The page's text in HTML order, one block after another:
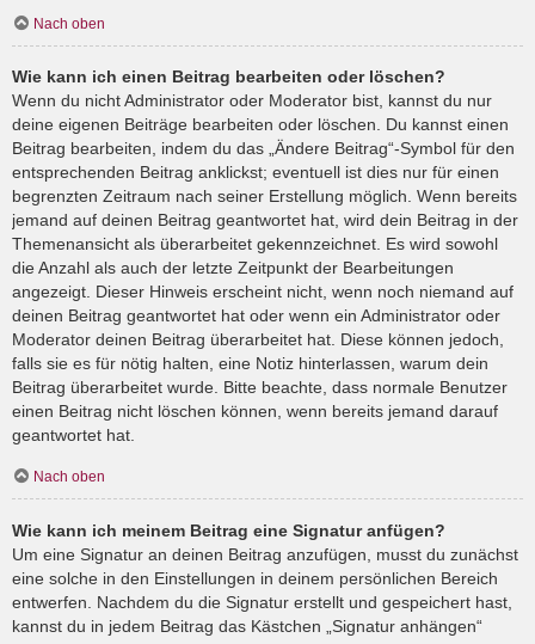
Nach oben
Wie kann ich einen Beitrag bearbeiten oder löschen?
Wenn du nicht Administrator oder Moderator bist, kannst du nur
deine eigenen Beiträge bearbeiten oder löschen. Du kannst einen
Beitrag bearbeiten, indem du das „Ändere Beitrag“-Symbol für den
entsprechenden Beitrag anklickst; eventuell ist dies nur für einen
begrenzten Zeitraum nach seiner Erstellung möglich. Wenn bereits
jemand auf deinen Beitrag geantwortet hat, wird dein Beitrag in der
Themenansicht als überarbeitet gekennzeichnet. Es wird sowohl
die Anzahl als auch der letzte Zeitpunkt der Bearbeitungen
angezeigt. Dieser Hinweis erscheint nicht, wenn noch niemand auf
deinen Beitrag geantwortet hat oder wenn ein Administrator oder
Moderator deinen Beitrag überarbeitet hat. Diese können jedoch,
falls sie es für nötig halten, eine Notiz hinterlassen, warum dein
Beitrag überarbeitet wurde. Bitte beachte, dass normale Benutzer
einen Beitrag nicht löschen können, wenn bereits jemand darauf
geantwortet hat.
Nach oben
Wie kann ich meinem Beitrag eine Signatur anfügen?
Um eine Signatur an deinen Beitrag anzufügen, musst du zunächst
eine solche in den Einstellungen in deinem persönlichen Bereich
entwerfen. Nachdem du die Signatur erstellt und gespeichert hast,
kannst du in jedem Beitrag das Kästchen „Signatur anhängen“